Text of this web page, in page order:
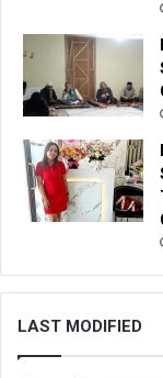
LAST MODIFIED